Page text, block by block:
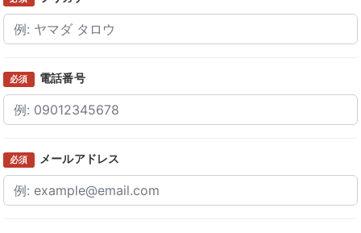
必須 電話番号
必須 メールアドレス